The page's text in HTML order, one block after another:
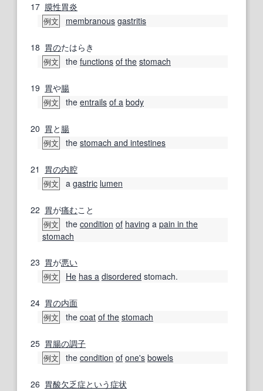
17 膜性胃炎
例文 membranous gastritis
18 胃のたはらき
例文 the functions of the stomach
19 胃や腸
例文 the entrails of a body
20 胃 と 腸
例文 the stomach and intestines
21 胃の内腔
例文 a gastric lumen
22 胃が痛むこと
例文 the condition of having a pain in the
stomach
23 胃が悪い
例文 He has a disordered stomach.
24 胃の内面
例文 the coat of the stomach
25 胃腸の調子
例文 the condition of one's bowels
26 胃酸欠乏症という症状